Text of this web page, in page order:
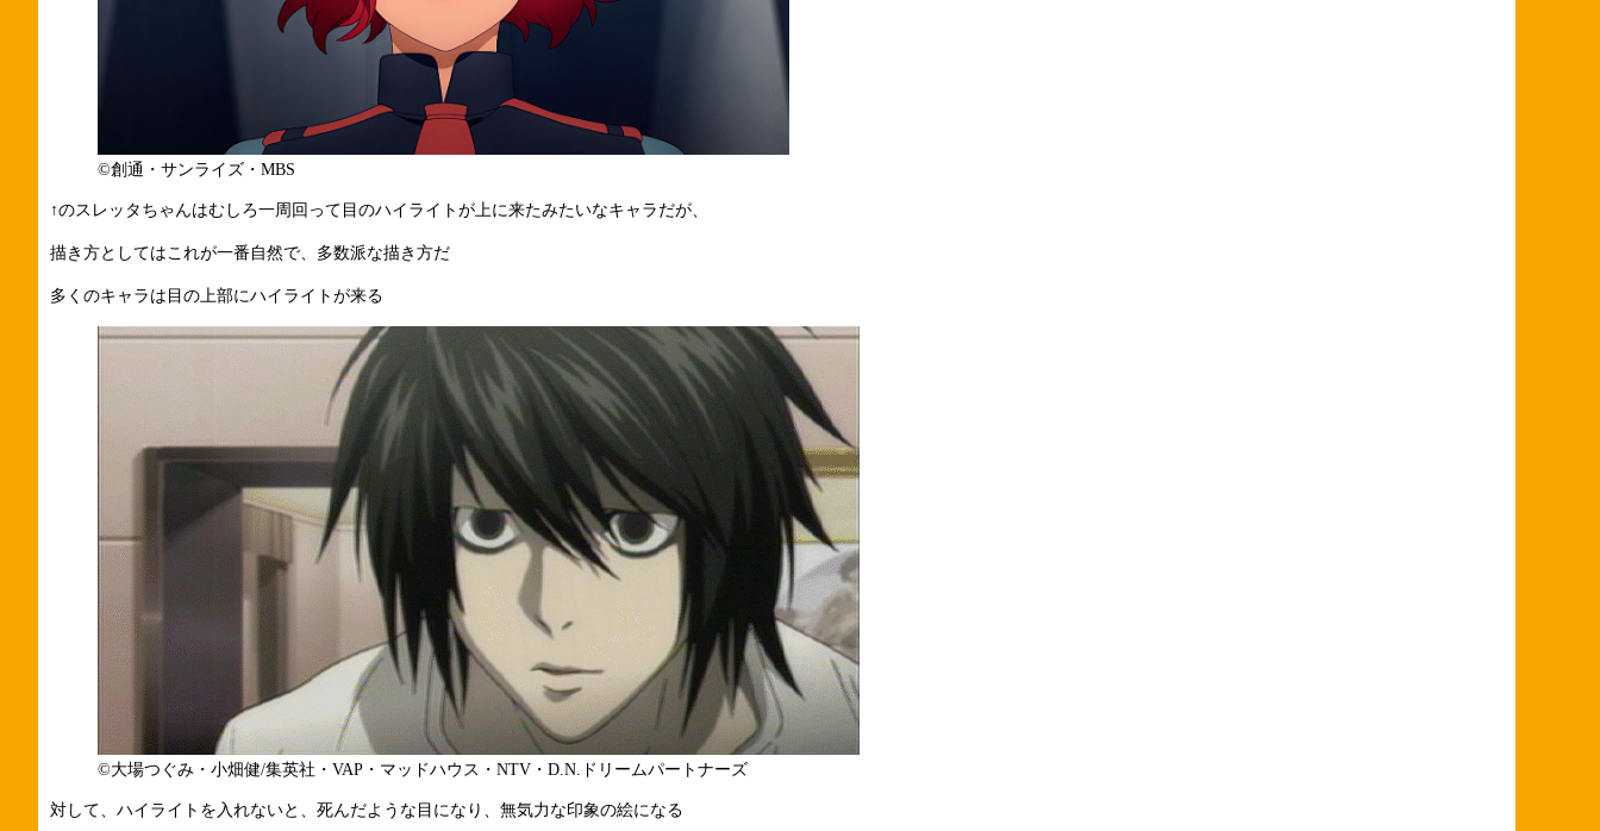
©創通・サンライズ・MBS
↑のスレッタちゃんはむしろ一周回って目のハイライトが上に来たみたいなキャラだが、
描き方としてはこれが一番自然で、多数派な描き方だ
多くのキャラは目の上部にハイライトが来る
©大場つぐみ・小畑健/集英社・VAP・マッドハウス・NTV・D.N.ドリームパートナーズ
対して、ハイライトを入れないと、死んだような目になり、無気力な印象の絵になる